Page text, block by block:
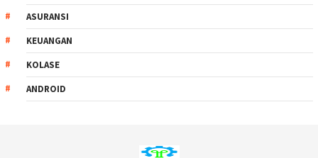
ASURANSI
KEUANGAN
KOLASE
ANDROID